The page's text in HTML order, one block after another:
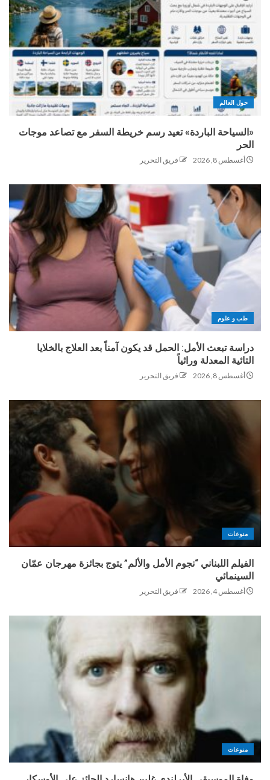
حول العالم
«السياحة الباردة» تعيد رسم خريطة السفر مع تصاعد موجات
الحر
أغسطس 8, 2026 فريق التحرير
طب و علوم
دراسة تبعث الأمل: الحمل قد يكون آمناً بعد العلاج بالخلايا
التائية المعدلة وراثياً
أغسطس 8, 2026 فريق التحرير
منوعات
الفيلم اللبناني “نجوم الأمل والألم” يتوج بجائزة مهرجان عمّان
السينمائي
أغسطس 4, 2026 فريق التحرير
منوعات